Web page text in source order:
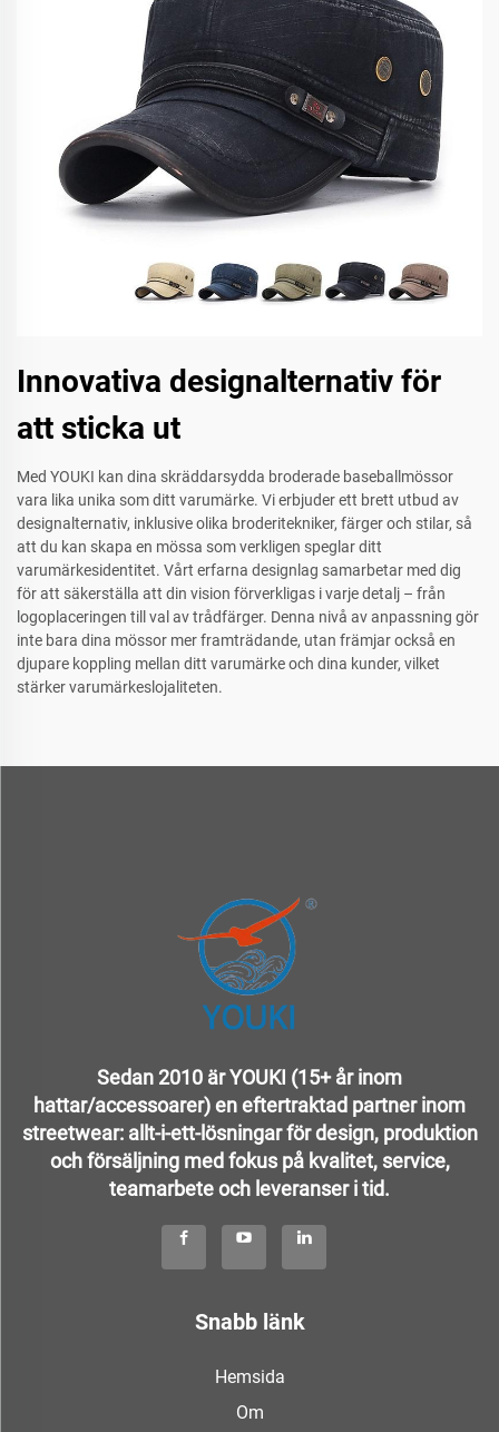
Innovativa designalternativ för
att sticka ut
Med YOUKI kan dina skräddarsydda broderade baseballmössor
vara lika unika som ditt varumärke. Vi erbjuder ett brett utbud av
designalternativ, inklusive olika broderitekniker, färger och stilar, så
att du kan skapa en mössa som verkligen speglar ditt
varumärkesidentitet. Vårt erfarna designlag samarbetar med dig
för att säkerställa att din vision förverkligas i varje detalj – från
logoplaceringen till val av trådfärger. Denna nivå av anpassning gör
inte bara dina mössor mer framträdande, utan främjar också en
djupare koppling mellan ditt varumärke och dina kunder, vilket
stärker varumärkeslojaliteten.
Sedan 2010 är YOUKI (15+ år inom
hattar/accessoarer) en eftertraktad partner inom
streetwear: allt-i-ett-lösningar för design, produktion
och försäljning med fokus på kvalitet, service,
teamarbete och leveranser i tid.
Snabb länk
Hemsida
Om